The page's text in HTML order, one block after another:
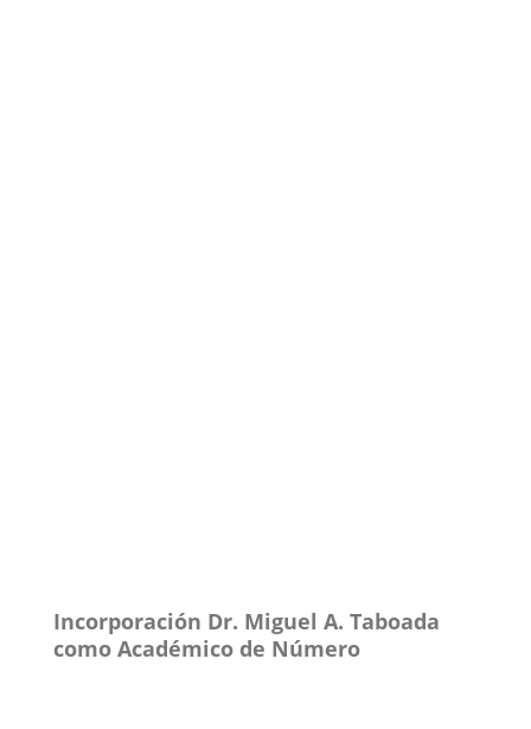
Incorporación Dr. Miguel A. Taboada
como Académico de Número